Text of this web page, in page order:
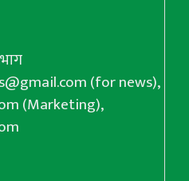
(for news),
(Marketing),